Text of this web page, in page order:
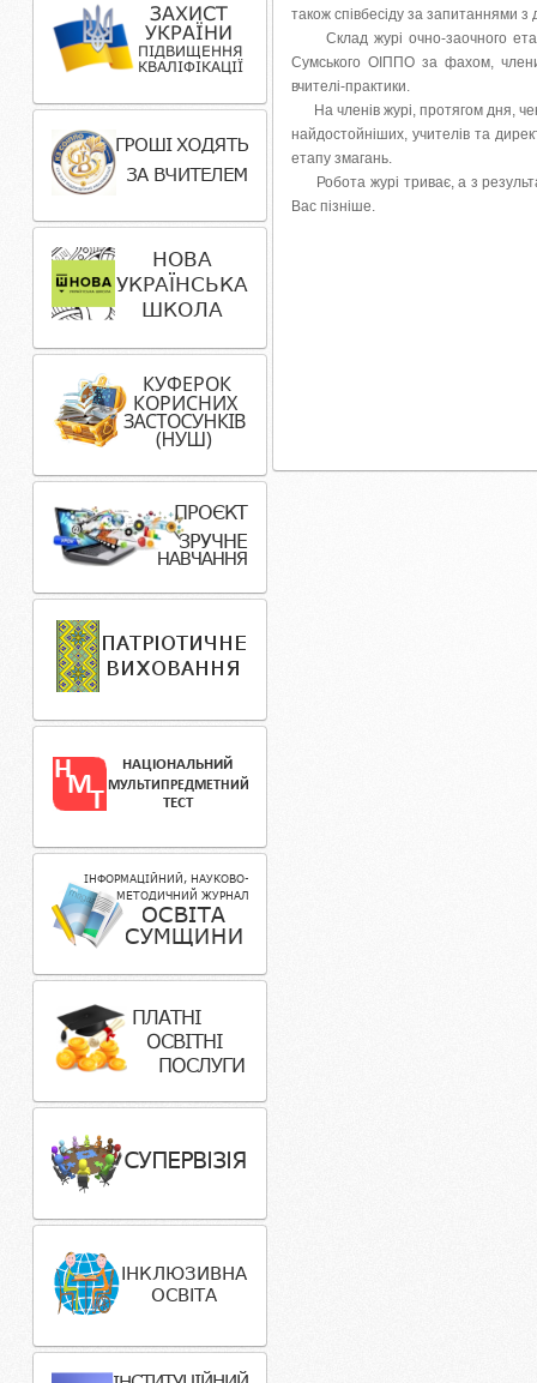
також співбесіду за запитаннями з
Склад журі очно-заочного
Сумського ОІППО за фахом, члени
вчителі-практики.
На членів журі, протягом дня,
найдостойніших, учителів та
етапу змагань.
Робота журі триває, а з
Вас пізніше.